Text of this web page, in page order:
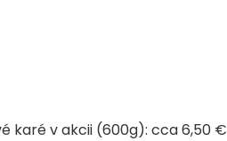
karé v akcii (600g): cca 6,50 €